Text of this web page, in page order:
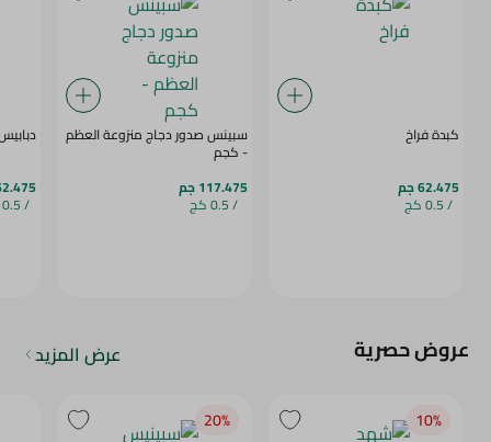
كبدة فراخ
62.475 جم
/ 0.5 كج
سبينس صدور دجاج منزوعة العظم
- كجم
117.475 جم
/ 0.5 كج
دبابيس
62.475
/ 0.5 كج
عروض حصرية عرض المزيد
10‎%‎
20‎%‎